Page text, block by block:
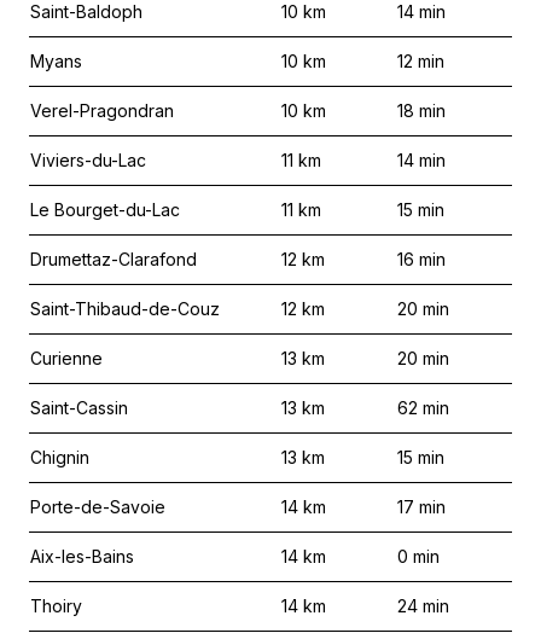
Saint-Baldoph 10 km 14 min
Myans 10 km 12 min
Verel-Pragondran 10 km 18 min
Viviers-du-Lac 11 km 14 min
Le Bourget-du-Lac 11 km 15 min
Drumettaz-Clarafond 12 km 16 min
Saint-Thibaud-de-Couz 12 km 20 min
Curienne 13 km 20 min
Saint-Cassin 13 km 62 min
Chignin 13 km 15 min
Porte-de-Savoie 14 km 17 min
Aix-les-Bains 14 km 0 min
Thoiry 14 km 24 min